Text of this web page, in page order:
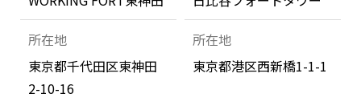
所在地
東京都千代田区東神田
2-10-16
所在地
東京都港区西新橋1-1-1